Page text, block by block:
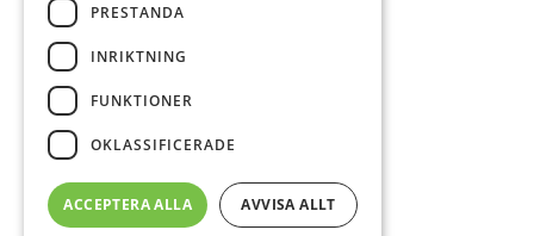
PRESTANDA
INRIKTNING
FUNKTIONER
OKLASSIFICERADE
ACCEPTERA ALLA AVVISA ALLT